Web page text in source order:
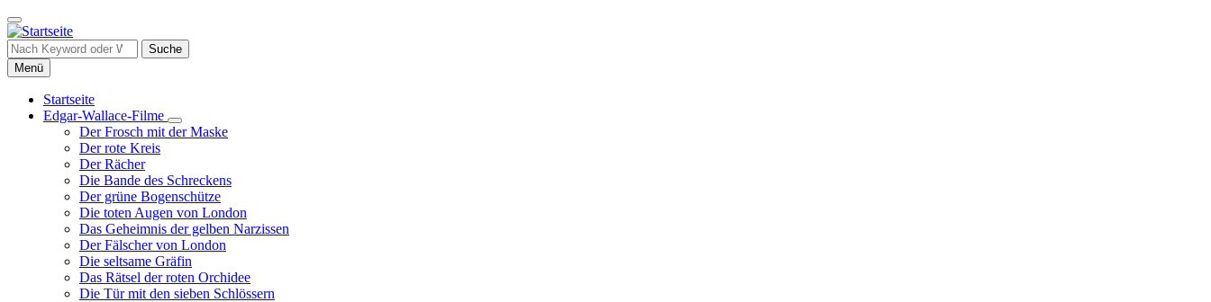
Direkt
zum
Inhalt
Suche
Menü
Hauptnavigation
Startseite
Edgar-Wallace-Filme
Unternavigation
von
Filme
Der Frosch mit der Maske
Der rote Kreis
Der Rächer
Die Bande des Schreckens
Der grüne Bogenschütze
Die toten Augen von London
Das Geheimnis der gelben Narzissen
Der Fälscher von London
Die seltsame Gräfin
Das Rätsel der roten Orchidee
Die Tür mit den sieben Schlössern